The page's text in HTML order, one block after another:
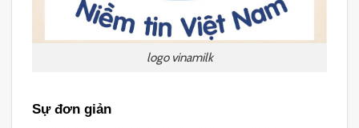
logo vinamilk
Sự đơn giản